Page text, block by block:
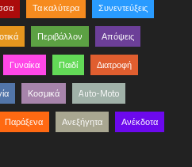
Τα καλύτερα Συνεντεύξεις
Περιβάλλον Απόψεις
Γυναίκα Παιδί Διατροφή
Κοσμικά Auto-Moto
Παράξενα Ανεξήγητα Ανέκδοτα